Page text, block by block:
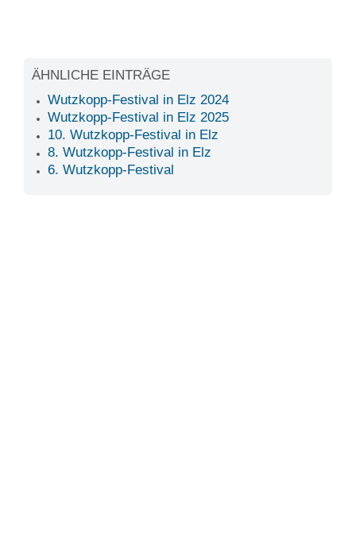
ÄHNLICHE EINTRÄGE
Wutzkopp-Festival in Elz 2024
Wutzkopp-Festival in Elz 2025
10. Wutzkopp-Festival in Elz
8. Wutzkopp-Festival in Elz
6. Wutzkopp-Festival